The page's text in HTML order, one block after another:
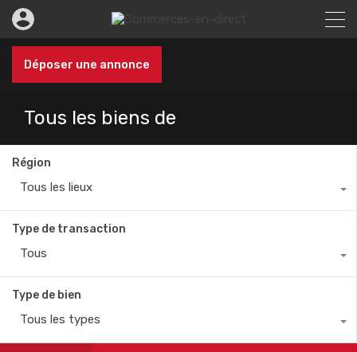
Déposer une annonce
Tous les biens de
Région
Tous les lieux
Type de transaction
Tous
Type de bien
Tous les types